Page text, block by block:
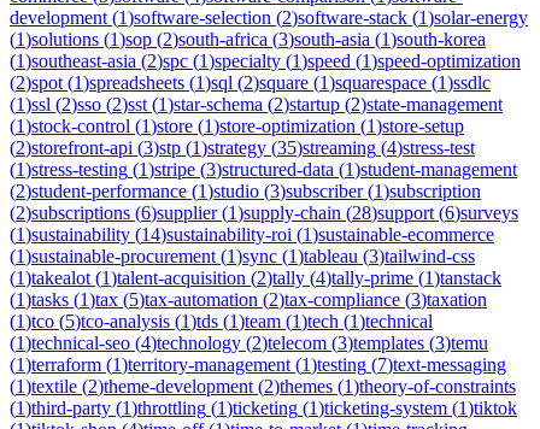
development (1)software-selection (2)software-stack (1)solar-energy
(1)solutions (1)sop (2)south-africa (3)south-asia (1)south-korea
(1)southeast-asia (2)spc (1)specialty (1)speed (1)speed-optimization
(2)spot (1)spreadsheets (1)sql (2)square (1)squarespace (1)ssdlc
(1)ssl (2)sso (2)sst (1)star-schema (2)startup (2)state-management
(1)stock-control (1)store (1)store-optimization (1)store-setup
(2)storefront-api (3)stp (1)strategy (35)streaming (4)stress-test
(1)stress-testing (1)stripe (3)structured-data (1)student-management
(2)student-performance (1)studio (3)subscriber(1)subscription
(2)subscriptions (6)supplier(1)supply-chain (28)support (6)surveys
(1)sustainability (14)sustainability-roi (1)sustainable-ecommerce
(1)sustainable-procurement (1)sync (1)tableau (3)tailwind-css
(1)takealot (1)talent-acquisition (2)tally (4)tally-prime (1)tanstack
(1)tasks (1)tax (5)tax-automation (2)tax-compliance (3)taxation
(1)tco (5)tco-analysis (1)tds (1)team (1)tech (1)technical
(1)technical-seo (4)technology (2)telecom (3)templates (3)temu
(1)terraform (1)territory-management (1)testing (7)text-messaging
(1)textile (2)theme-development (2)themes (1)theory-of-constraints
(1)third-party (1)throttling (1)ticketing (1)ticketing-system (1)tiktok